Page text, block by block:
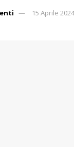
15 Aprile 2024